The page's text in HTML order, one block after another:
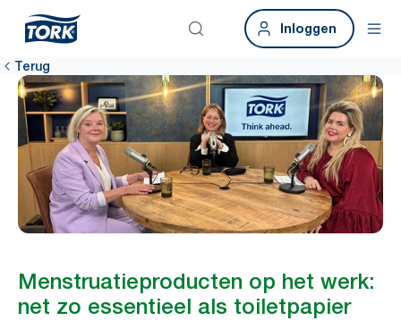
Inloggen
Terug
Menstruatieproducten op het werk:
net zo essentieel als toiletpapier